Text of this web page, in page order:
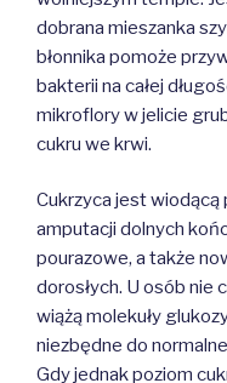
dobrana mieszanka
błonnika pomoże
bakterii na całej
mikroflory w jelicie
cukru we krwi.
Cukrzyca jest wiodącą
amputacji dolnych
pourazowe, a także
dorosłych. U osób nie
wiążą molekuły
niezbędne do
Gdy jednak poziom